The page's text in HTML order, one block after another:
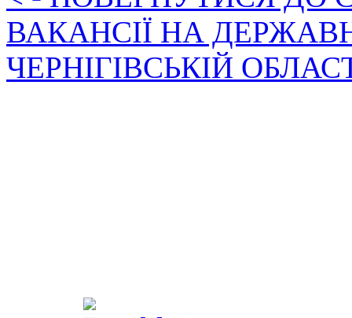
ВАКАНСІЇ НА
ЧЕРНІГІВСЬКІЙ